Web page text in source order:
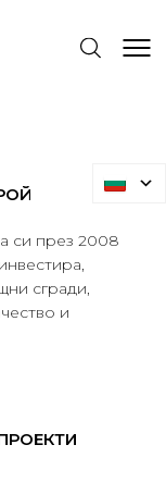
си през 2008
сгради,
и